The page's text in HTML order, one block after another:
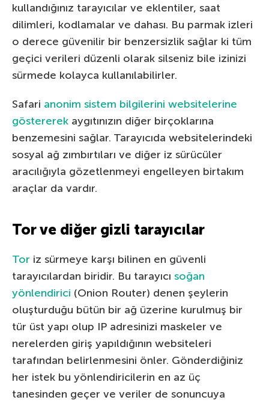
kullandığınız tarayıcılar ve eklentiler, saat
dilimleri, kodlamalar ve dahası. Bu parmak izleri
o derece güvenilir bir benzersizlik sağlar ki tüm
geçici verileri düzenli olarak silseniz bile izinizi
sürmede kolayca kullanılabilirler.
Safari anonim sistem bilgilerini websitelerine
göstererek aygıtınızın diğer birçoklarına
benzemesini sağlar. Tarayıcıda websitelerindeki
sosyal ağ zımbırtıları ve diğer iz sürücüler
aracılığıyla gözetlenmeyi engelleyen birtakım
araçlar da vardır.
Tor ve diğer gizli tarayıcılar
Tor iz sürmeye karşı bilinen en güvenli
tarayıcılardan biridir. Bu tarayıcı soğan
yönlendirici (Onion Router) denen şeylerin
oluşturduğu bütün bir ağ üzerine kurulmuş bir
tür üst yapı olup IP adresinizi maskeler ve
nerelerden giriş yapıldığının websiteleri
tarafından belirlenmesini önler. Gönderdiğiniz
her istek bu yönlendiricilerin en az üç
tanesinden geçer ve veriler de sonuncuya